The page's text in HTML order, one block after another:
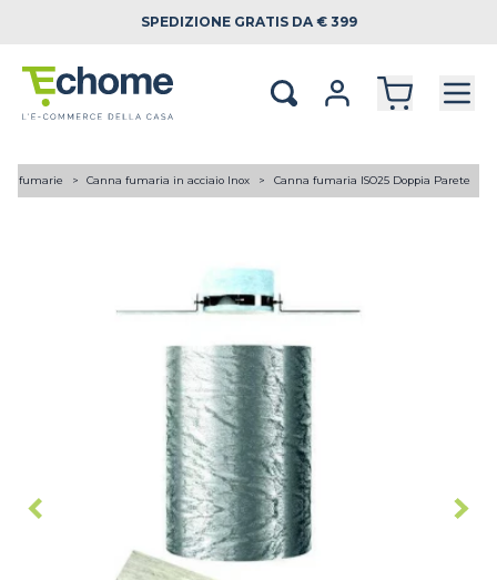
SPEDIZIONE GRATIS DA € 399
fumarie Canna fumaria in acciaio Inox Canna fumaria ISO25 Doppia Parete